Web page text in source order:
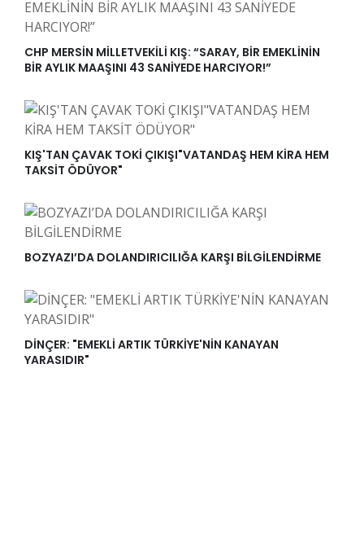
CHP MERSİN MİLLETVEKİLİ KIŞ: “SARAY, BİR EMEKLİNİN
BİR AYLIK MAAŞINI 43 SANİYEDE HARCIYOR!”
KIŞ'TAN ÇAVAK TOKİ ÇIKIŞI"VATANDAŞ HEM KİRA HEM
TAKSİT ÖDÜYOR"
BOZYAZI’DA DOLANDIRICILIĞA KARŞI BİLGİLENDİRME
DİNÇER: "EMEKLİ ARTIK TÜRKİYE'NİN KANAYAN
YARASIDIR"